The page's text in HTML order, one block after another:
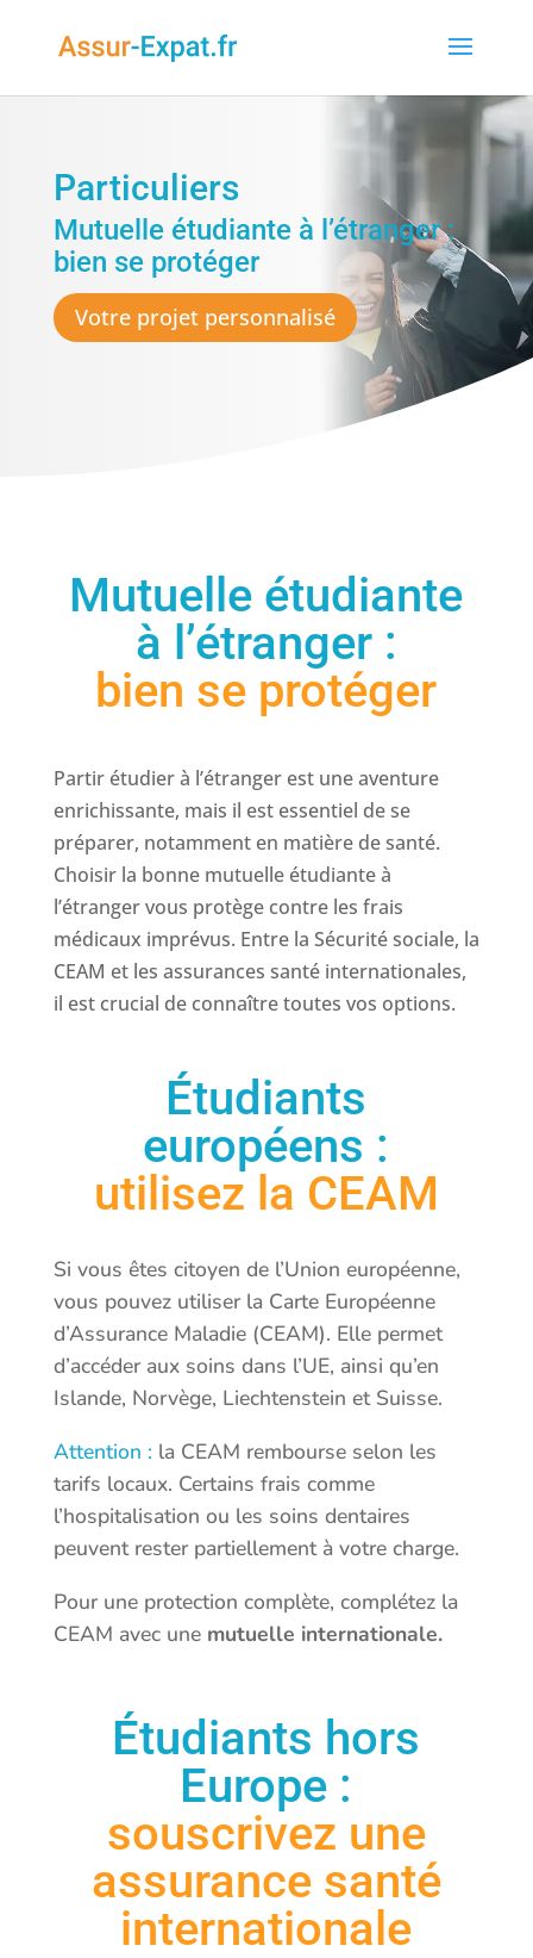
Particuliers
Mutuelle étudiante à l’étranger :
bien se protéger
Votre projet personnalisé
Mutuelle étudiante
à l’étranger :
bien se protéger
Partir étudier à l’étranger est une aventure
enrichissante, mais il est essentiel de se
préparer, notamment en matière de santé.
Choisir la bonne mutuelle étudiante à
l’étranger vous protège contre les frais
médicaux imprévus. Entre la Sécurité sociale, la
CEAM et les assurances santé internationales,
il est crucial de connaître toutes vos options.
Étudiants
européens :
utilisez la CEAM
Si vous êtes citoyen de l’Union européenne,
vous pouvez utiliser la Carte Européenne
d’Assurance Maladie (CEAM). Elle permet
d’accéder aux soins dans l’UE, ainsi qu’en
Islande, Norvège, Liechtenstein et Suisse.
Attention : la CEAM rembourse selon les
tarifs locaux. Certains frais comme
l’hospitalisation ou les soins dentaires
peuvent rester partiellement à votre charge.
Pour une protection complète, complétez la
CEAM avec une mutuelle internationale.
Étudiants hors
Europe :
souscrivez une
assurance santé
internationale